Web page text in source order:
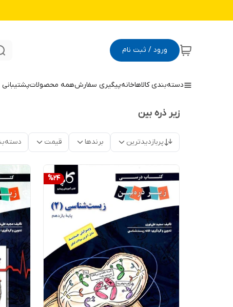
ورود / ثبت نام
دسته‌بندی کالاهاخانهپیگیری سفارشهمه محصولات
زیر ذره بین
پربازدیدترین برندها قیمت
%24